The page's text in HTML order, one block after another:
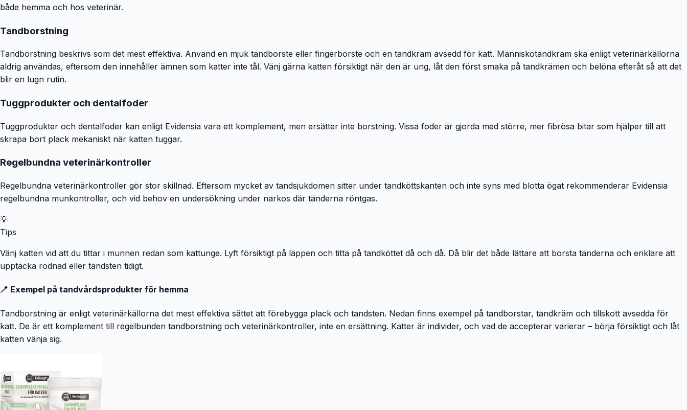
både hemma och hos veterinär.
Tandborstning
Tandborstning beskrivs som det mest effektiva. Använd en mjuk tandborste eller fingerborste och en tandkräm avsedd för katt. Människotandkräm ska enligt veterinärkällorna
aldrig användas, eftersom den innehåller ämnen som katter inte tål. Vänj gärna katten försiktigt när den är ung, låt den först smaka på tandkrämen och belöna efteråt så att det
blir en lugn rutin.
Tuggprodukter och dentalfoder
Tuggprodukter och dentalfoder kan enligt Evidensia vara ett komplement, men ersätter inte borstning. Vissa foder är gjorda med större, mer fibrösa bitar som hjälper till att
skrapa bort plack mekaniskt när katten tuggar.
Regelbundna veterinärkontroller
Regelbundna veterinärkontroller gör stor skillnad. Eftersom mycket av tandsjukdomen sitter under tandköttskanten och inte syns med blotta ögat rekommenderar Evidensia
regelbundna munkontroller, och vid behov en undersökning under narkos där tänderna röntgas.
💡
Tips
Vänj katten vid att du tittar i munnen redan som kattunge. Lyft försiktigt på läppen och titta på tandköttet då och då. Då blir det både lättare att borsta tänderna och enklare att
upptäcka rodnad eller tandsten tidigt.
🪥 Exempel på tandvårdsprodukter för hemma
Tandborstning är enligt veterinärkällorna det mest effektiva sättet att förebygga plack och tandsten. Nedan finns exempel på tandborstar, tandkräm och tillskott avsedda för
katt. De är ett komplement till regelbunden tandborstning och veterinärkontroller, inte en ersättning. Katter är individer, och vad de accepterar varierar – börja försiktigt och låt
katten vänja sig.